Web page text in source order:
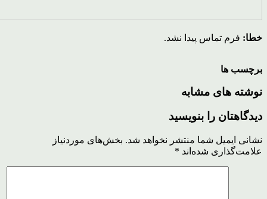
خطا: فرم تماس پیدا نشد.
برچسب ها
نوشته های مشابه
دیدگاهتان را بنویسید
نشانی ایمیل شما منتشر نخواهد شد. بخش‌های موردنیاز
علامت‌گذاری شده‌اند *